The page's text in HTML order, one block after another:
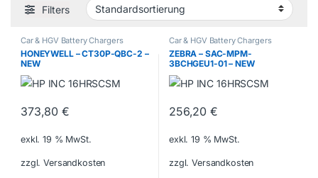
Filters
Car & HGV Battery Chargers
HONEYWELL – CT30P-QBC-2 –
NEW
373,80€
exkl. 19 % MwSt.
zzgl. Versandkosten
Car & HGV Battery Chargers
ZEBRA – SAC-MPM-
3BCHGEU1-01 – NEW
256,20€
exkl. 19 % MwSt.
zzgl. Versandkosten